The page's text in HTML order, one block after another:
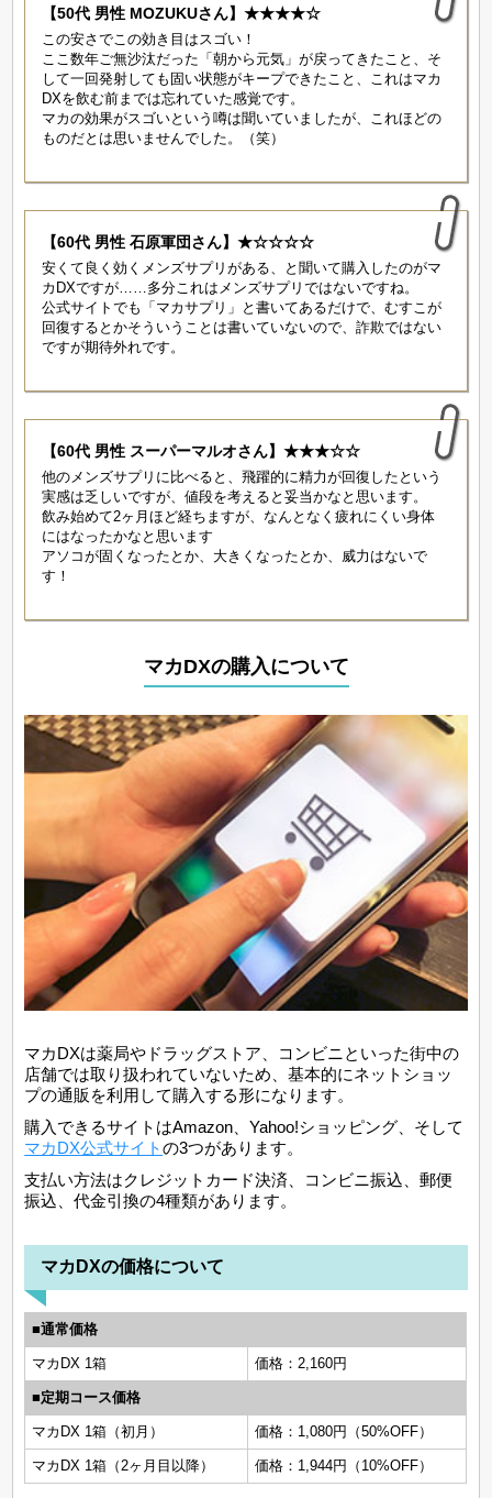
【50代 男性 MOZUKUさん】★★★★☆
この安さでこの効き目はスゴい！
ここ数年ご無沙汰だった「朝から元気」が戻ってきたこと、そ
して一回発射しても固い状態がキープできたこと、これはマカ
DXを飲む前までは忘れていた感覚です。
マカの効果がスゴいという噂は聞いていましたが、これほどの
ものだとは思いませんでした。（笑）
【60代 男性 石原軍団さん】★☆☆☆☆
安くて良く効くメンズサプリがある、と聞いて購入したのがマ
カDXですが……多分これはメンズサプリではないですね。
公式サイトでも「マカサプリ」と書いてあるだけで、むすこが
回復するとかそういうことは書いていないので、詐欺ではない
ですが期待外れです。
【60代 男性 スーパーマルオさん】★★★☆☆
他のメンズサプリに比べると、飛躍的に精力が回復したという
実感は乏しいですが、値段を考えると妥当かなと思います。
飲み始めて2ヶ月ほど経ちますが、なんとなく疲れにくい身体
にはなったかなと思います
アソコが固くなったとか、大きくなったとか、威力はないで
す！
マカDXの購入について
マカDXは薬局やドラッグストア、コンビニといった街中の
店舗では取り扱われていないため、基本的にネットショッ
プの通販を利用して購入する形になります。
購入できるサイトはAmazon、Yahoo!ショッピング、そして
マカDX公式サイトの3つがあります。
支払い方法はクレジットカード決済、コンビニ振込、郵便
振込、代金引換の4種類があります。
マカDXの価格について
■通常価格
マカDX 1箱 価格：2,160円
■定期コース価格
マカDX 1箱（初月） 価格：1,080円（50%OFF）
マカDX 1箱（2ヶ月目以降） 価格：1,944円（10%OFF）